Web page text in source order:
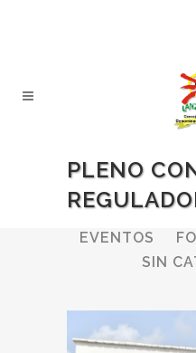
PLENO
ALL
EVENTOS
SIN